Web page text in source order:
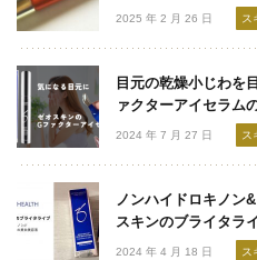
メークアップ
エイジングケア
フレグランス
ボディ＆ヘア
ライフスタイル
2025 年 2 月 26 日 ス
目元の乾燥小じわを
ァクターアイセラム
2024 年 7 月 27 日 ス
ノンハイドロキノン
スキンのブライタラ
2024 年 4 月 18 日 ス